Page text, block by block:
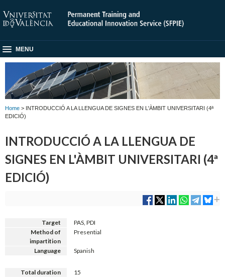
MENU
Home > INTRODUCCIÓ A LA LLENGUA DE SIGNES EN L'ÀMBIT UNIVERSITARI (4ª
EDICIÓ)
INTRODUCCIÓ A LA LLENGUA DE
SIGNES EN L'ÀMBIT UNIVERSITARI (4ª
EDICIÓ)
Target
PAS, PDI
Method of
impartition
Presential
Language Spanish
Total duration
15